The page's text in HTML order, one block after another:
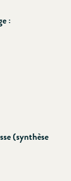
:
(synthèse